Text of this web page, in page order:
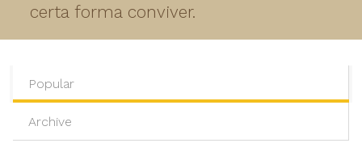
certa forma conviver.
Popular
Archive